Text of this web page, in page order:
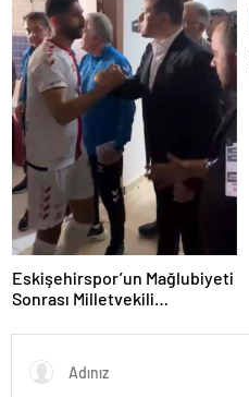
Eskişehirspor’un Mağlubiyeti
Sonrası Milletvekili